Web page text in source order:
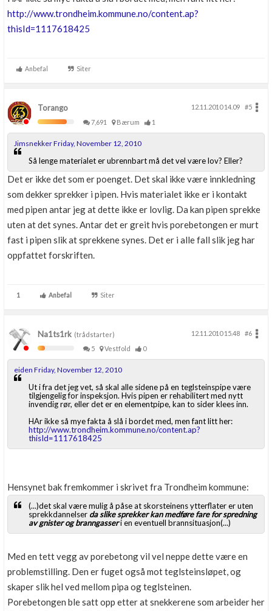
http://www.trondheim.kommune.no/content.ap?
thisId=1117618425
Anbefal Siter
Torango 12.11.2010 14.09
#5
7,691
Bærum 1
Jimsnekker Friday, November 12, 2010
Så lenge materialet er ubrennbart må det vel være lov? Eller?
Det er ikke det som er poenget. Det skal ikke være innkledning
som dekker sprekker i pipen. Hvis materialet ikke er i kontakt
med pipen antar jeg at dette ikke er lovlig. Da kan pipen sprekke
uten at det synes. Antar det er greit hvis porebetongen er murt
fast i pipen slik at sprekkene synes. Det er i alle fall slik jeg har
oppfattet forskriften.
1 Anbefal Siter
Na1ts1rk (trådstarter) 12.11.2010 15.48
#6
5
Vestfold 0
eiden Friday, November 12, 2010
Ut i fra det jeg vet, så skal alle sidene på en teglsteinspipe være
tilgjengelig for inspeksjon. Hvis pipen er rehabilitert med nytt
invendig rør, eller det er en elementpipe, kan to sider klees inn.
HAr ikke så mye fakta å slå i bordet med, men fant litt her:
http://www.trondheim.kommune.no/content.ap?
thisId=1117618425
Hensynet bak fremkommer i skrivet fra Trondheim kommune:
(...)det skal være mulig å påse at skorsteinens ytterflater er uten
sprekkdannelser da slike sprekker kan medføre fare for spredning
av gnister og branngasseri en eventuell brannsituasjon(...)
Med en tett vegg av porebetong vil vel neppe dette være en
problemstilling. Den er fuget også mot teglsteinsløpet, og
skaper slik hel ved mellom pipa og teglsteinen.
Porebetongen ble satt opp etter at snekkerene som arbeider her